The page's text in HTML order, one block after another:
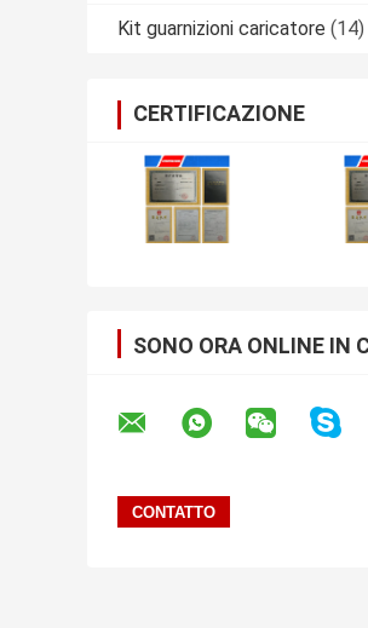
Kit guarnizioni caricatore (14)
CERTIFICAZIONE
SONO ORA ONLINE IN